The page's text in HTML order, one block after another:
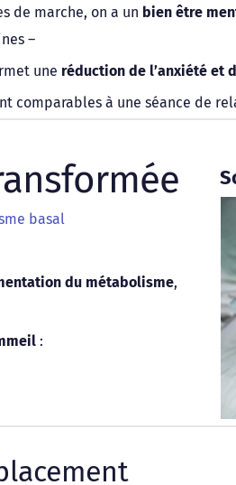
de marche, on a un bien être
–
une réduction de l’anxiété et
comparables à une séance de
basal
du métabolisme,
: